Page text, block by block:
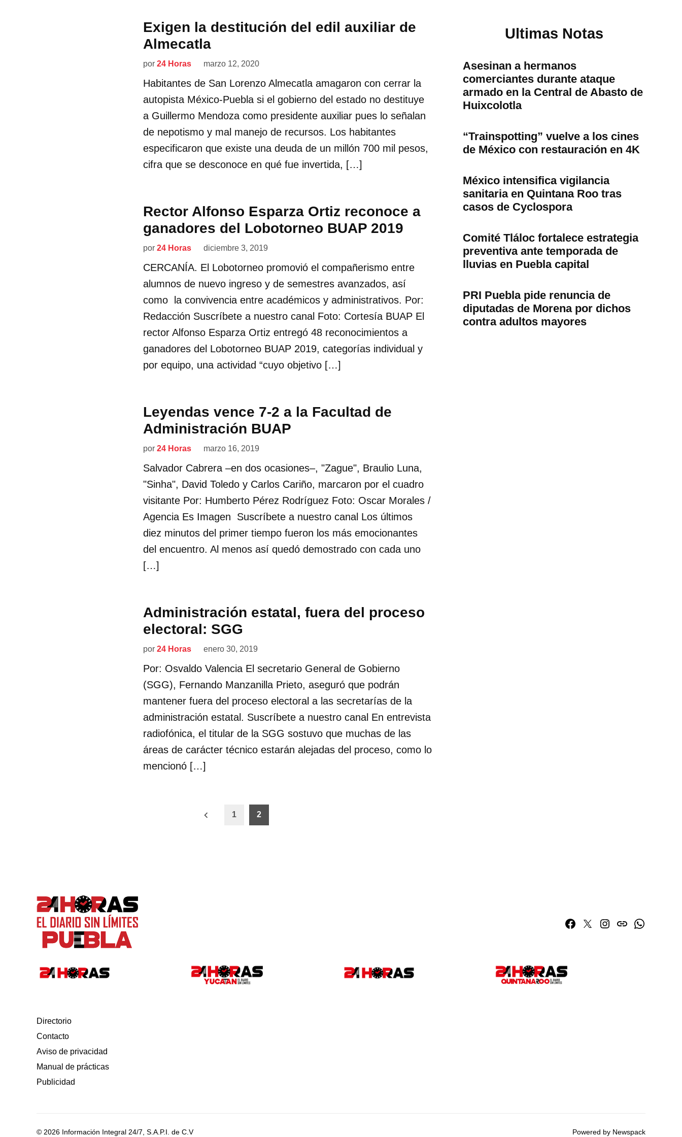
Exigen la destitución del edil auxiliar de
Almecatla
por 24 Horas marzo 12, 2020
Habitantes de San Lorenzo Almecatla amagaron con cerrar la
autopista México-Puebla si el gobierno del estado no destituye
a Guillermo Mendoza como presidente auxiliar pues lo señalan
de nepotismo y mal manejo de recursos. Los habitantes
especificaron que existe una deuda de un millón 700 mil pesos,
cifra que se desconoce en qué fue invertida, […]
Rector Alfonso Esparza Ortiz reconoce a
ganadores del Lobotorneo BUAP 2019
por 24 Horas diciembre 3, 2019
CERCANÍA. El Lobotorneo promovió el compañerismo entre
alumnos de nuevo ingreso y de semestres avanzados, así
como la convivencia entre académicos y administrativos. Por:
Redacción Suscríbete a nuestro canal Foto: Cortesía BUAP El
rector Alfonso Esparza Ortiz entregó 48 reconocimientos a
ganadores del Lobotorneo BUAP 2019, categorías individual y
por equipo, una actividad “cuyo objetivo […]
Leyendas vence 7-2 a la Facultad de
Administración BUAP
por 24 Horas marzo 16, 2019
Salvador Cabrera –en dos ocasiones–, "Zague", Braulio Luna,
"Sinha", David Toledo y Carlos Cariño, marcaron por el cuadro
visitante Por: Humberto Pérez Rodríguez Foto: Oscar Morales /
Agencia Es Imagen Suscríbete a nuestro canal Los últimos
diez minutos del primer tiempo fueron los más emocionantes
del encuentro. Al menos así quedó demostrado con cada uno
[…]
Administración estatal, fuera del proceso
electoral: SGG
por 24 Horas enero 30, 2019
Por: Osvaldo Valencia El secretario General de Gobierno
(SGG), Fernando Manzanilla Prieto, aseguró que podrán
mantener fuera del proceso electoral a las secretarías de la
administración estatal. Suscríbete a nuestro canal En entrevista
radiofónica, el titular de la SGG sostuvo que muchas de las
áreas de carácter técnico estarán alejadas del proceso, como lo
mencionó […]
1 2
Ultimas Notas
Asesinan a hermanos
comerciantes durante ataque
armado en la Central de Abasto de
Huixcolotla
“Trainspotting” vuelve a los cines
de México con restauración en 4K
México intensifica vigilancia
sanitaria en Quintana Roo tras
casos de Cyclospora
Comité Tláloc fortalece estrategia
preventiva ante temporada de
lluvias en Puebla capital
PRI Puebla pide renuncia de
diputadas de Morena por dichos
contra adultos mayores
Facebook
TwitterInstagram
issuuWhatsapp
Directorio
Contacto
Aviso de privacidad
Manual de prácticas
Publicidad
© 2026 Información Integral 24/7, S.A.P.I. de C.V Powered by Newspack